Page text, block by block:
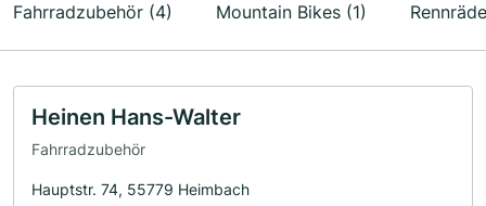
Fahrradzubehör (4) Mountain Bikes (1)
Heinen Hans-Walter
Fahrradzubehör
Hauptstr. 74, 55779 Heimbach